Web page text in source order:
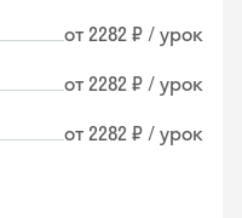
от 2282 ₽ / урок
от 2282 ₽ / урок
от 2282 ₽ / урок